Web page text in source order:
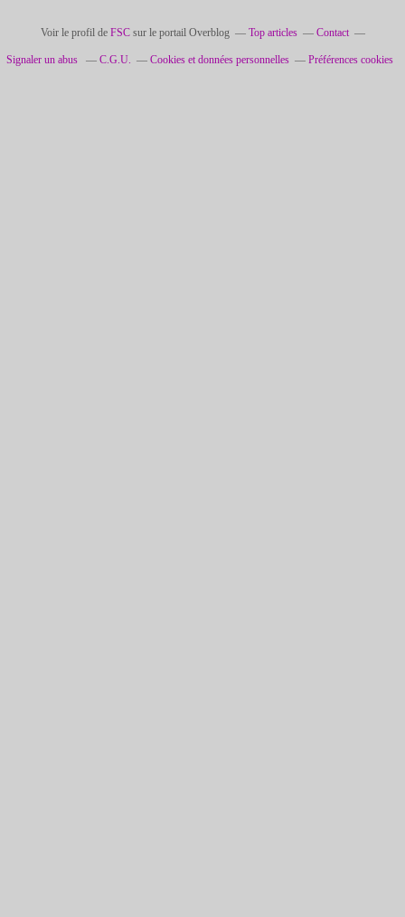
Voir le profil de FSCsur le portail Overblog Top articles Contact
Signaler un abus C.G.U. Cookies et données personnelles Préférences cookies